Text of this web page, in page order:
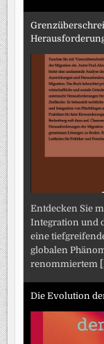
Entdecken Sie
Integration und
eine
globalen
renommiertem
Die Evolution